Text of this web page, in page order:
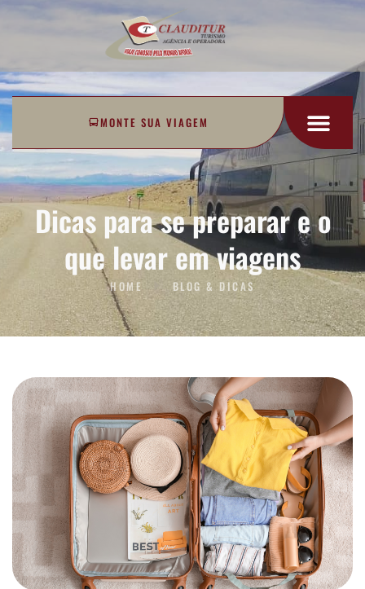
MONTE SUA VIAGEM
Dicas para se preparar e o
que levar em viagens
HOME BLOG & DICAS